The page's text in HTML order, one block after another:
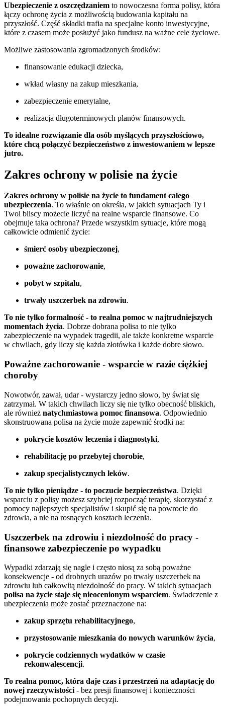
Ubezpieczenie z oszczędzaniem to nowoczesna forma polisy, która
łączy ochronę życia z możliwością budowania kapitału na
przyszłość. Część składki trafia na specjalne konto inwestycyjne,
które z czasem może posłużyć jako fundusz na ważne cele życiowe.
Możliwe zastosowania zgromadzonych środków:
finansowanie edukacji dziecka,
wkład własny na zakup mieszkania,
zabezpieczenie emerytalne,
realizacja długoterminowych planów finansowych.
To idealne rozwiązanie dla osób myślących przyszłościowo,
które chcą połączyć bezpieczeństwo z inwestowaniem w lepsze
jutro.
Zakres ochrony w polisie na życie
Zakres ochrony w polisie na życie to fundament całego
ubezpieczenia. To właśnie on określa, w jakich sytuacjach Ty i
Twoi bliscy możecie liczyć na realne wsparcie finansowe. Co
obejmuje taka ochrona? Przede wszystkim sytuacje, które mogą
całkowicie odmienić życie:
śmierć osoby ubezpieczonej,
poważne zachorowanie,
pobyt w szpitalu,
trwały uszczerbek na zdrowiu.
To nie tylko formalność - to realna pomoc w najtrudniejszych
momentach życia. Dobrze dobrana polisa to nie tylko
zabezpieczenie na wypadek tragedii, ale także konkretne wsparcie
w chwilach, gdy liczy się każda złotówka i każde dobre słowo.
Poważne zachorowanie - wsparcie w razie ciężkiej
choroby
Nowotwór, zawał, udar - wystarczy jedno słowo, by świat się
zatrzymał. W takich chwilach liczy się nie tylko obecność bliskich,
ale również natychmiastowa pomoc finansowa. Odpowiednio
skonstruowana polisa na życie może zapewnić środki na:
pokrycie kosztów leczenia i diagnostyki,
rehabilitację po przebytej chorobie,
zakup specjalistycznych leków.
To nie tylko pieniądze - to poczucie bezpieczeństwa. Dzięki
wsparciu z polisy możesz szybciej rozpocząć terapię, skorzystać z
pomocy najlepszych specjalistów i skupić się na powrocie do
zdrowia, a nie na rosnących kosztach leczenia.
Uszczerbek na zdrowiu i niezdolność do pracy -
finansowe zabezpieczenie po wypadku
Wypadki zdarzają się nagle i często niosą za sobą poważne
konsekwencje - od drobnych urazów po trwały uszczerbek na
zdrowiu lub całkowitą niezdolność do pracy. W takich sytuacjach
polisa na życie staje się nieocenionym wsparciem. Świadczenie z
ubezpieczenia może zostać przeznaczone na:
zakup sprzętu rehabilitacyjnego,
przystosowanie mieszkania do nowych warunków życia,
pokrycie codziennych wydatków w czasie
rekonwalescencji.
To realna pomoc, która daje czas i przestrzeń na adaptację do
nowej rzeczywistości - bez presji finansowej i konieczności
podejmowania pochopnych decyzji.